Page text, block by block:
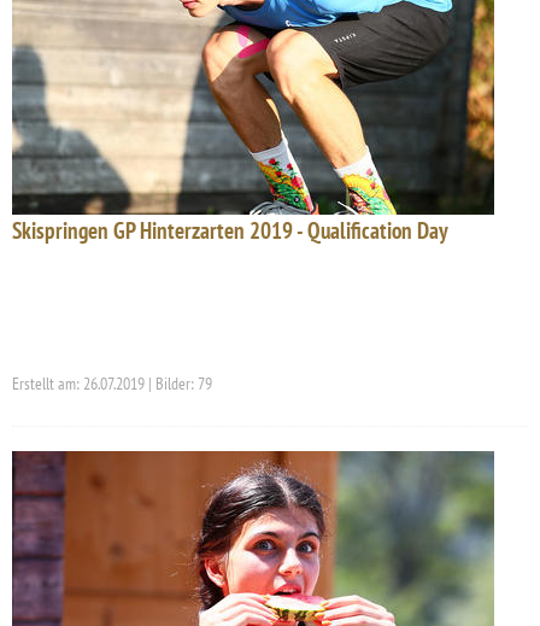
Skispringen GP Hinterzarten 2019 - Qualification Day
Erstellt am: 26.07.2019 | Bilder: 79